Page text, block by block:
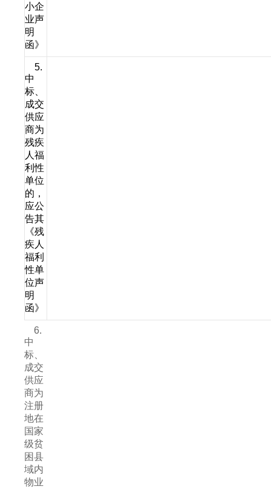
小企
业声
明
函》
5.
中
标、
成交
供应
商为
残疾
人福
利性
单位
的，
应公
告其
《残
疾人
福利
性单
位声
明
函》
6.
中
标、
成交
供应
商为
注册
地在
国家
级贫
困县
域内
物业